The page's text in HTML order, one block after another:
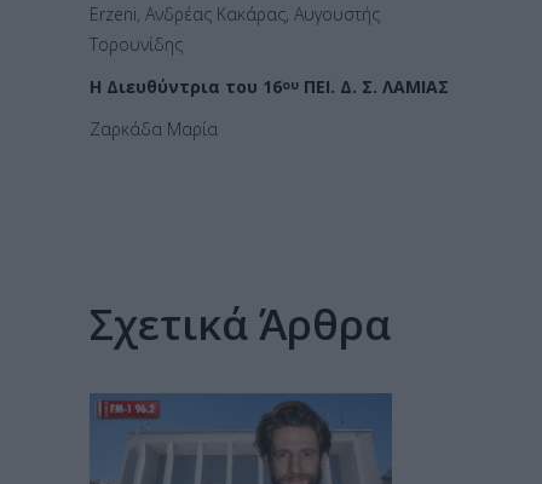
Erzeni, Ανδρέας Κακάρας, Αυγουστής
Τορουνίδης
Η Διευθύντρια του 16ου ΠΕΙ. Δ. Σ. ΛΑΜΙΑΣ
Ζαρκάδα Μαρία
Σχετικά Άρθρα